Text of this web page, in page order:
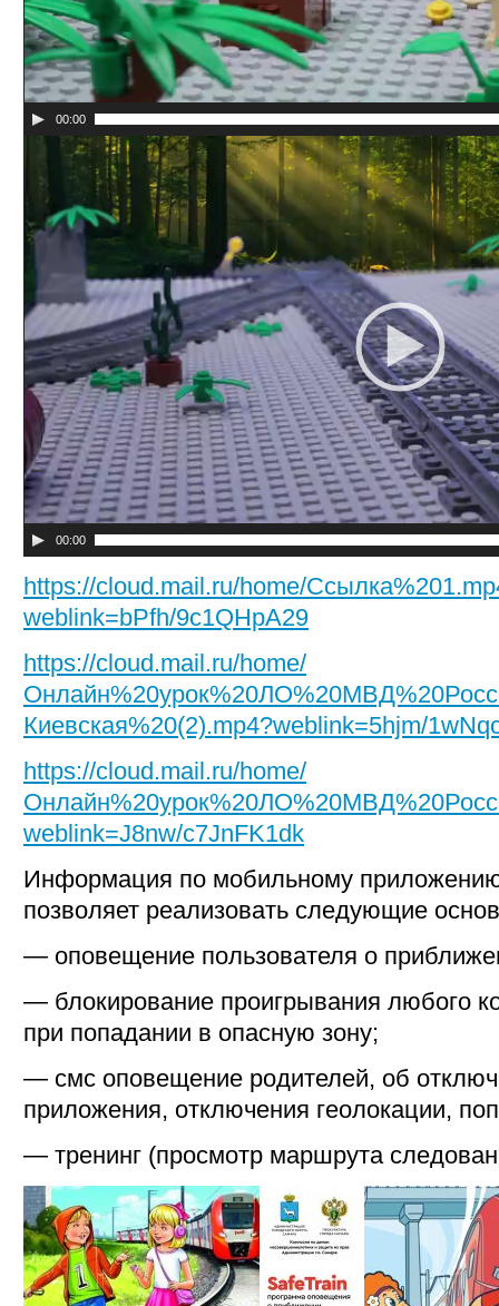
00:00
Видеоплеер
00:00
https://cloud.mail.ru/home/
weblink=bPfh/9c1QHpA29
https://cloud.mail.ru/home/
Киевская%20(2).mp4?weblink=5hjm/
https://cloud.mail.ru/home/
weblink=J8nw/c7JnFK1dk
Информация по мобильному
позволяет реализовать следующие
— оповещение пользователя о
— блокирование проигрывания любого
при попадании в опасную зону;
— смс оповещение родителей, об
приложения, отключения геолокации,
— тренинг (просмотр маршрута